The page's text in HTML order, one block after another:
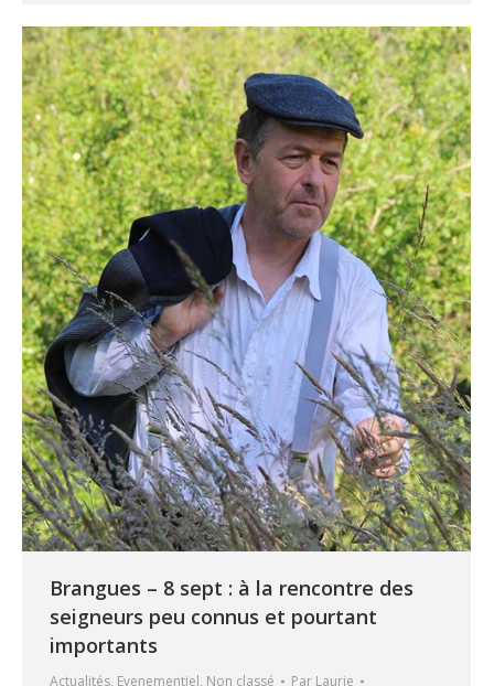
Brangues – 8 sept : à la rencontre des
seigneurs peu connus et pourtant
importants
Actualités, Evenementiel, Non classé Par Laurie